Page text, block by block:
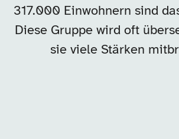
317.000 Einwohnern sind
Diese Gruppe wird oft
sie viele Stärken